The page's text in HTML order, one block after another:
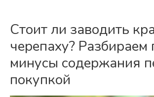
Стоит ли заводить
черепаху?
минусы содержания
покупкой